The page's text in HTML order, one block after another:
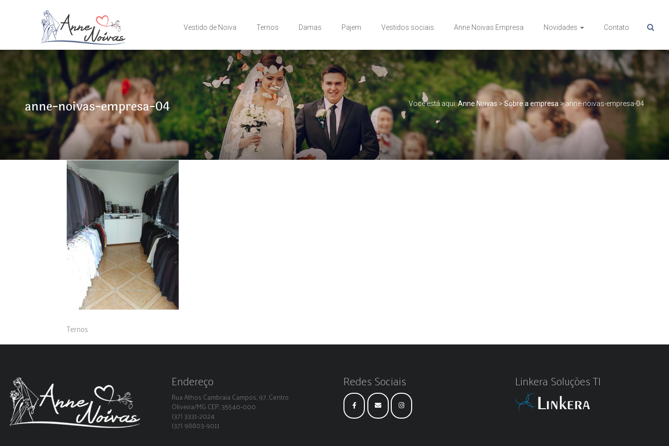
Vestido de Noiva Ternos Damas Pajem Vestidos sociais Anne Noivas Empresa Novidades Contato
anne-noivas-empresa-04 Você está aqui:Anne Noivas > Sobre a empresa >anne-noivas-empresa-04
Ternos
Endereço
Rua Athos Cambraia Campos, 97, Centro
Oliveira/MG CEP: 35540-000
(37) 3331-2024
(37) 98803-9011
Redes Sociais Linkera Soluções TI